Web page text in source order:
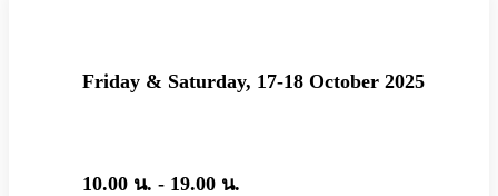
Friday & Saturday, 17-18 October 2025
10.00 น. - 19.00 น.